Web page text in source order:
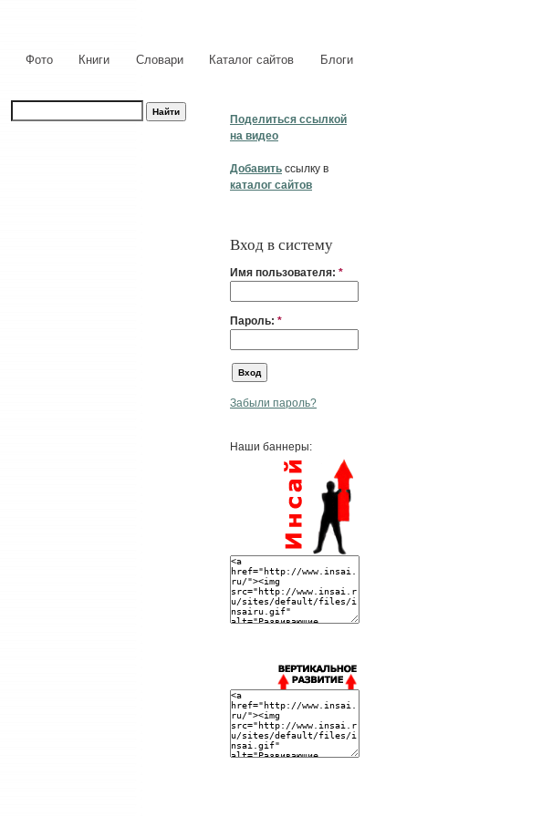
Фото Книги Словари Каталог сайтов Блоги
Поделиться ссылкой
на видео
Добавить ссылку в
каталог сайтов
Вход в систему
Имя пользователя: *
Пароль: *
Забыли пароль?
Наши баннеры: